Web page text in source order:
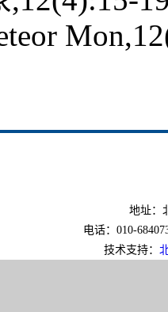
地址：
电话：010-
技术支持：